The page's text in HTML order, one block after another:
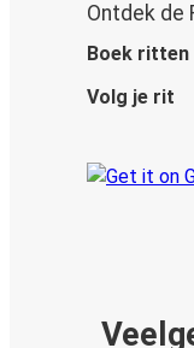
Ontdek de
Boek ritten
Volg je rit